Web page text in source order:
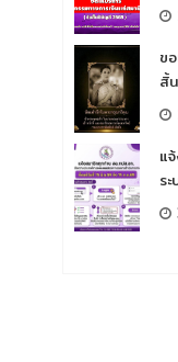
ข
สิ้
แ
ร